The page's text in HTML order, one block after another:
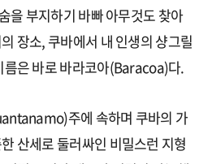
을 부지하기 바빠 아무것도 찾아
장소, 쿠바에서 내 인생의 샹그릴
름은 바로 바라코아(Baracoa)다.
주에 속하며 쿠바의 가
산세로 둘러싸인 비밀스런 지형